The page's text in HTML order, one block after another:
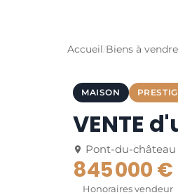
Accueil/Biens à vendre
MAISON
VENTE
Pont-du-château
845 000 €
Honoraires vendeur